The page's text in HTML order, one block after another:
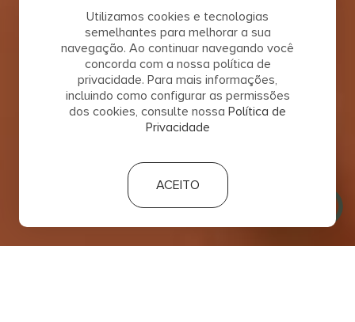
Utilizamos cookies e tecnologias
semelhantes para melhorar a sua
navegação. Ao continuar navegando você
concorda com a nossa política de
privacidade. Para mais informações,
incluindo como configurar as permissões
dos cookies, consulte nossa Política de
Privacidade
ACEITO